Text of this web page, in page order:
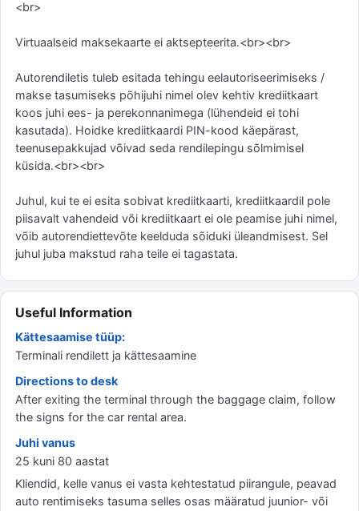
<br>
Virtuaalseid maksekaarte ei aktsepteerita.<br><br>
Autorendiletis tuleb esitada tehingu eelautoriseerimiseks /
makse tasumiseks põhijuhi nimel olev kehtiv krediitkaart
koos juhi ees- ja perekonnanimega (lühendeid ei tohi
kasutada). Hoidke krediitkaardi PIN-kood käepärast,
teenusepakkujad võivad seda rendilepingu sõlmimisel
küsida.<br><br>
Juhul, kui te ei esita sobivat krediitkaarti, krediitkaardil pole
piisavalt vahendeid või krediitkaart ei ole peamise juhi nimel,
võib autorendiettevõte keelduda sõiduki üleandmisest. Sel
juhul juba makstud raha teile ei tagastata.
Useful Information
Kättesaamise tüüp:
Terminali rendilett ja kättesaamine
Directions to desk
After exiting the terminal through the baggage claim, follow
the signs for the car rental area.
Juhi vanus
25 kuni 80 aastat
Kliendid, kelle vanus ei vasta kehtestatud piirangule, peavad
auto rentimiseks tasuma selles osas määratud juunior- või